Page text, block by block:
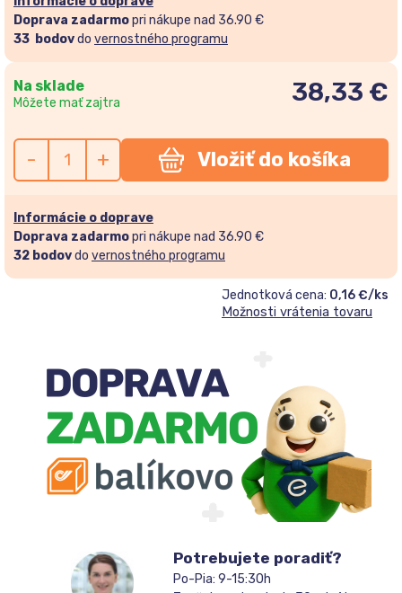
Doprava zadarmopri nákupe nad 36.90 €
33 bodovdo vernostného programu
Na sklade
Môžete mať zajtra 38,33 €
- + Vložiť do košíka
Informácie o doprave
Doprava zadarmopri nákupe nad 36.90 €
32 bodovdo vernostného programu
Jednotková cena: 0,16 €/ks
Možnosti vrátenia tovaru
Potrebujete poradiť?
Po-Pia: 9-15:30h